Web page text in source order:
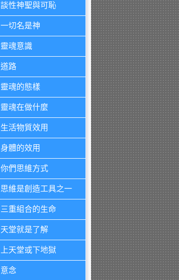
談性神聖與可恥
一切名是神
靈魂意識
道路
靈魂的態樣
靈魂在做什麼
生活物質效用
身體的效用
你們思維方式
思維是創造工具之一
三重組合的生命
天堂就是了解
上天堂或下地獄
意念